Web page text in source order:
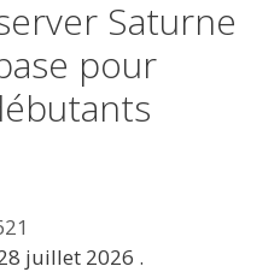
Saturne
pour
juillet 2026 .